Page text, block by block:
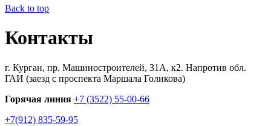
Back to top
Контакты
г. Курган, пр. Машиностроителей, 31А, к2. Напротив обл.
ГАИ (заезд с проспекта Маршала Голикова)
Горячая линия +7 (3522) 55-00-66
+7(912) 835-59-95